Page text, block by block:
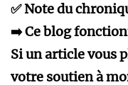
✅ Note du
➡️ Ce blog
Si un article vous
votre soutien à